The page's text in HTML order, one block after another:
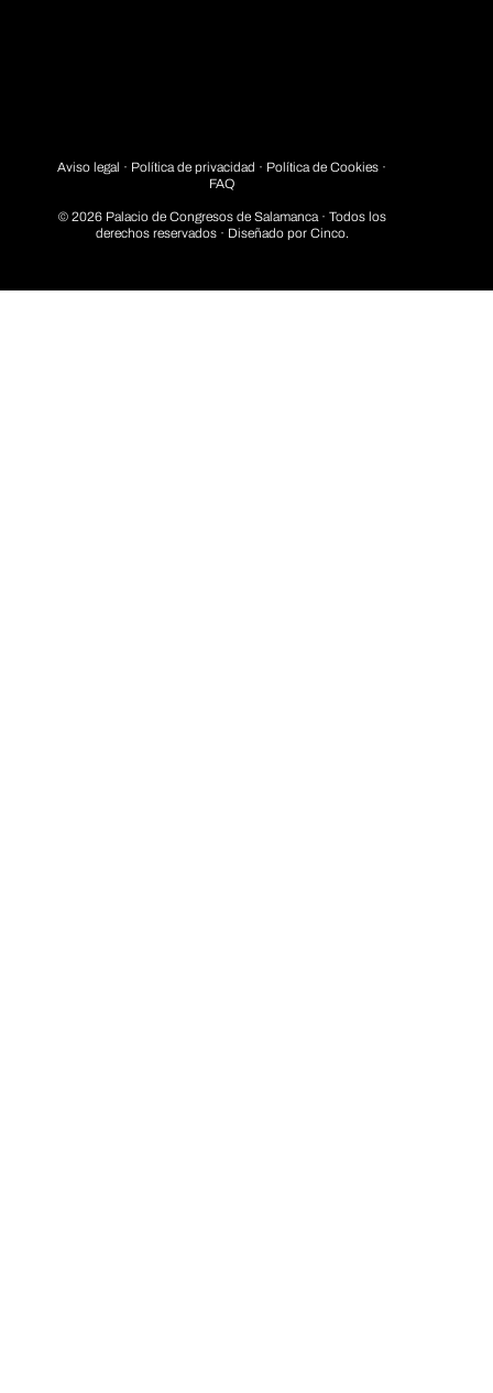
Aviso legal · Política de privacidad · Política de Cookies ·
FAQ
© 2026 Palacio de Congresos de Salamanca · Todos los
derechos reservados · Diseñado por Cinco.